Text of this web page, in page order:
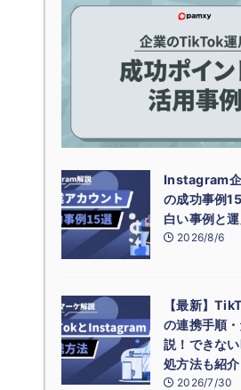
Instagram企
の成功事例
白い事例と
2026/8/6
【最新】
の連携手順
説！できな
処方法も紹介
2026/7/30